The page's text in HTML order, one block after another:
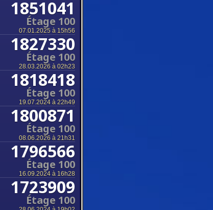
1851041
Étage 100
07.01.2025 à 15h56
1827330
Étage 100
28.03.2026 à 02h23
1818418
Étage 100
19.07.2024 à 22h49
1800871
Étage 100
08.06.2026 à 21h31
1796566
Étage 100
16.09.2024 à 16h28
1723909
Étage 100